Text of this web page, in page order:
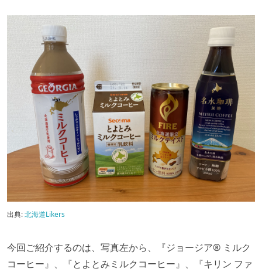
出典:北海道Likers
今回ご紹介するのは、写真左から、『ジョージア® ミルク
コーヒー』、『とよとみミルクコーヒー』、『キリン ファ